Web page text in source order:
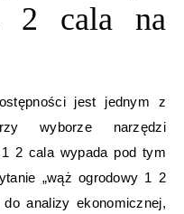
2 cala na
jest jednym z
wyborze narzędzi
2 cala wypada pod tym
„wąż ogrodowy 1 2
analizy ekonomicznej,